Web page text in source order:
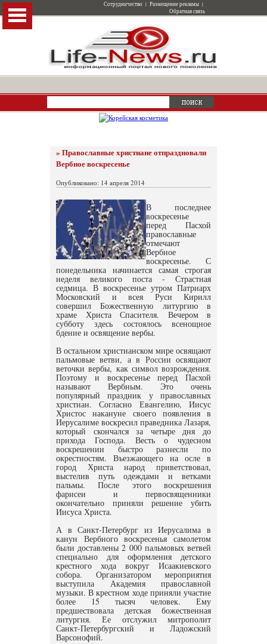
Сотрудничество | Размещение рекламы |
Обратная связь
» Православные христиане отпраздновали
Вербное воскресенье
Опубликовано: 14 апреля 2014
В последнее
воскресенье
перед Пасхой
православные
отмечают
Вербное
воскресенье. С
понедельника начинается самая строгая
неделя великого поста - Страстная
седмица. В воскресенье утром Патриарх
Московский и всея Руси Кирилл
совершил Божественную литургию в
храме Христа Спасителя. Вечером в
субботу здесь состоялось всенощное
бдение и освящение вербы.
В остальном христианском мире освящают
пальмовые ветви, а в России освящают
веточки вербы, как символ возрождения.
Поэтому и воскресенье перед Пасхой
называют Вербным. Это очень
популярный праздник у православных
христиан. Согласно Евангелию, Иисус
Христос накануне своего появления в
Иерусалиме воскресил праведника Лазаря,
который скончался за четыре дня до
прихода Господа. Весть о чудесном
воскрешении быстро разнесли по
окрестностям. Въезжающего на осле в
город Христа народ приветствовал,
выстелив путь одеждами и ветками
пальмы. После этого воскрешения
фарисеи и первосвященники
окончательно приняли решение убить
Иисуса Христа.
А в Санкт-Петербург из Иерусалима в
канун Вербного воскресенья самолетом
были доставлены 2 000 пальмовых ветвей
специально для оформления детского
крестного хода вокруг Исаакиевского
собора. Организатором мероприятия
выступила Академия православной
музыки. В крестном ходе приняли участие
более 15 тысяч человек. Ему
предшествовала детская божественная
литургия. Ее отслужил митрополит
Санкт-Петербургский и Ладожский
Варсонофий.